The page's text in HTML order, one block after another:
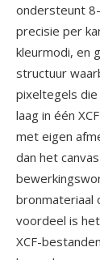
ondersteunt
precisie per
kleurmodi, en
structuur
pixeltegels die
laag in één
met eigen
dan het
bronmateriaal
voordeel is
XCF-